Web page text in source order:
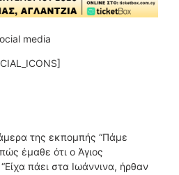
media
της εκπομπής “Πάμε
έμαθε ότι ο Άγιος
πάει στα Ιωάννινα, ήρθαν